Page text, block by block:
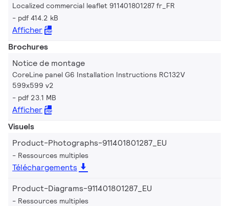
Localized commercial leaflet 911401801287 fr_FR
pdf 414.2 kB
Afficher
Brochures
Notice de montage
CoreLine panel G6 Installation Instructions RC132V
599x599 v2
pdf 23.1 MB
Afficher
Visuels
Product-Photographs-911401801287_EU
Ressources multiples
Téléchargements
Product-Diagrams-911401801287_EU
Ressources multiples